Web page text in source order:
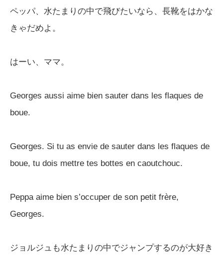
ペッパ、水たまりの中で飛びたいなら、長靴をはかな
きゃだめよ。
はーい、ママ。
Georges aussi aime bien sauter dans les flaques de
boue.
Georges. Si tu as envie de sauter dans les flaques de
boue, tu dois mettre tes bottes en caoutchouc.
Peppa aime bien s’occuper de son petit frère,
Georges.
ジョルジュも水たまりの中でジャンプするのが大好き